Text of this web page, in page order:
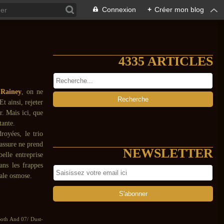
Connexion + Créer mon blog
, on ne
ainsi, rejeter
Mais ici, que
le trio
ne prend
entreprise
les frappes
osmose.
And 07/ Dust-
4335 ARTICLES
NEWSLETTER